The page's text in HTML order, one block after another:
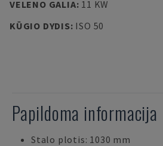
VELENO GALIA: 11 KW
KŪGIO DYDIS: ISO 50
Papildoma informacija
Stalo plotis: 1030 mm